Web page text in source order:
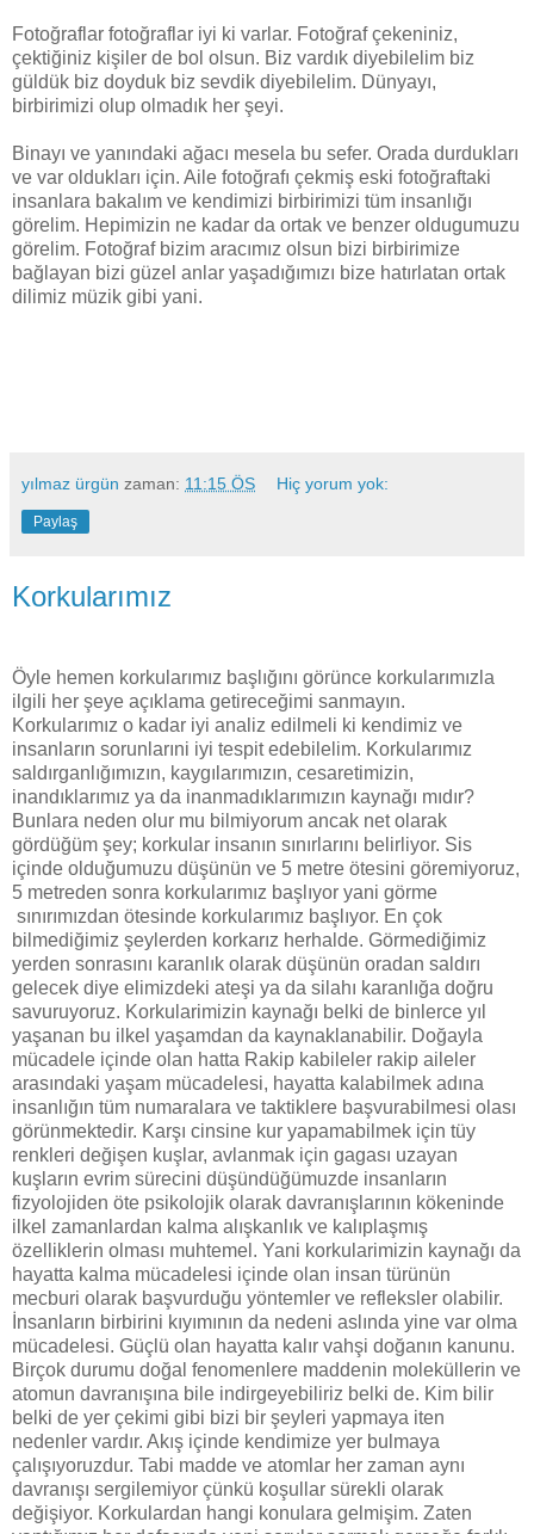
Fotoğraflar fotoğraflar iyi ki varlar. Fotoğraf çekeniniz,
çektiğiniz kişiler de bol olsun. Biz vardık diyebilelim biz
güldük biz doyduk biz sevdik diyebilelim. Dünyayı,
birbirimizi olup olmadık her şeyi.
Binayı ve yanındaki ağacı mesela bu sefer. Orada durdukları
ve var oldukları için. Aile fotoğrafı çekmiş eski fotoğraftaki
insanlara bakalım ve kendimizi birbirimizi tüm insanlığı
görelim. Hepimizin ne kadar da ortak ve benzer oldugumuzu
görelim. Fotoğraf bizim aracımız olsun bizi birbirimize
bağlayan bizi güzel anlar yaşadığımızı bize hatırlatan ortak
dilimiz müzik gibi yani.
yılmaz ürgün zaman: 11:15 ÖS Hiç yorum yok:
Paylaş
Korkularımız
Öyle hemen korkularımız başlığını görünce korkularımızla
ilgili her şeye açıklama getireceğimi sanmayın.
Korkularımız o kadar iyi analiz edilmeli ki kendimiz ve
insanların sorunlarıni iyi tespit edebilelim. Korkularımız
saldırganlığımızın, kaygılarımızın, cesaretimizin,
inandıklarımız ya da inanmadıklarımızın kaynağı mıdır?
Bunlara neden olur mu bilmiyorum ancak net olarak
gördüğüm şey; korkular insanın sınırlarını belirliyor. Sis
içinde olduğumuzu düşünün ve 5 metre ötesini göremiyoruz,
5 metreden sonra korkularımız başlıyor yani görme
sınırımızdan ötesinde korkularımız başlıyor. En çok
bilmediğimiz şeylerden korkarız herhalde. Görmediğimiz
yerden sonrasını karanlık olarak düşünün oradan saldırı
gelecek diye elimizdeki ateşi ya da silahı karanlığa doğru
savuruyoruz. Korkularimizin kaynağı belki de binlerce yıl
yaşanan bu ilkel yaşamdan da kaynaklanabilir. Doğayla
mücadele içinde olan hatta Rakip kabileler rakip aileler
arasındaki yaşam mücadelesi, hayatta kalabilmek adına
insanlığın tüm numaralara ve taktiklere başvurabilmesi olası
görünmektedir. Karşı cinsine kur yapamabilmek için tüy
renkleri değişen kuşlar, avlanmak için gagası uzayan
kuşların evrim sürecini düşündüğümuzde insanların
fizyolojiden öte psikolojik olarak davranışlarının kökeninde
ilkel zamanlardan kalma alışkanlık ve kalıplaşmış
özelliklerin olması muhtemel. Yani korkularimizin kaynağı da
hayatta kalma mücadelesi içinde olan insan türünün
mecburi olarak başvurduğu yöntemler ve refleksler olabilir.
İnsanların birbirini kıyımının da nedeni aslında yine var olma
mücadelesi. Güçlü olan hayatta kalır vahşi doğanın kanunu.
Birçok durumu doğal fenomenlere maddenin moleküllerin ve
atomun davranışına bile indirgeyebiliriz belki de. Kim bilir
belki de yer çekimi gibi bizi bir şeyleri yapmaya iten
nedenler vardır. Akış içinde kendimize yer bulmaya
çalışıyoruzdur. Tabi madde ve atomlar her zaman aynı
davranışı sergilemiyor çünkü koşullar sürekli olarak
değişiyor. Korkulardan hangi konulara gelmişim. Zaten